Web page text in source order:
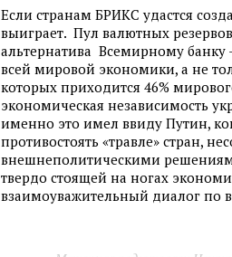
Если странам БРИКС удастся
выиграет. Пул валютных
альтернатива Всемирному банку
всей мировой экономики, а не
которых приходится 46%
экономическая независимость
именно это имел ввиду Путин,
противостоять «травле» стран,
внешнеполитическими
твердо стоящей на ногах
взаимоуважительный диалог по